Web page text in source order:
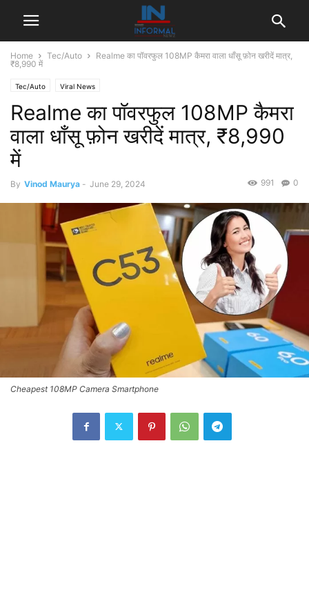
Home Tec/Auto
Realme का पॉवरफुल 108MP कैमरा वाला धाँसू फ़ोन खरीदें मात्र,
₹8,990 में
Tec/Auto Viral News
Realme का पॉवरफुल 108MP कैमरा
वाला धाँसू फ़ोन खरीदें मात्र, ₹8,990
में
By Vinod Maurya - June 29, 2024 0
991
Cheapest 108MP Camera Smartphone